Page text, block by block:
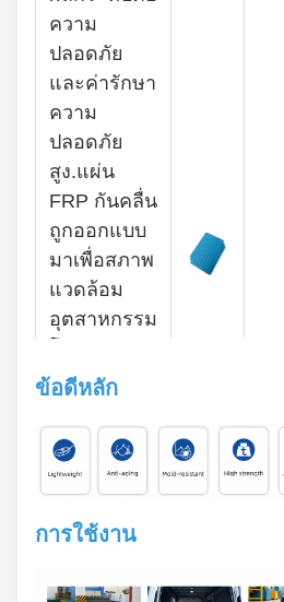
ความ
ปลอดภัย
และค่ารักษา
ความ
ปลอดภัย
สูง.แผ่น
FRP กันคลื่น
ถูกออกแบบ
มาเพื่อสภาพ
แวดล้อม
อุตสาหกรรม
กันคลื่นถาวร
การกัดสนอง
ที่ดีและมี
ความ
สามารถใน
ภาระสูงพวก
ข้อดีหลัก
การใช้งาน